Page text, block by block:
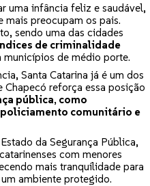
uma infância feliz e saudável,
mais preocupam os pais.
sendo uma das cidades
de criminalidade
municípios de médio porte.
Santa Catarina já é um dos
Chapecó reforça essa posição
pública, como
comunitário e
da Segurança Pública,
com menores
mais tranquilidade para
ambiente protegido.